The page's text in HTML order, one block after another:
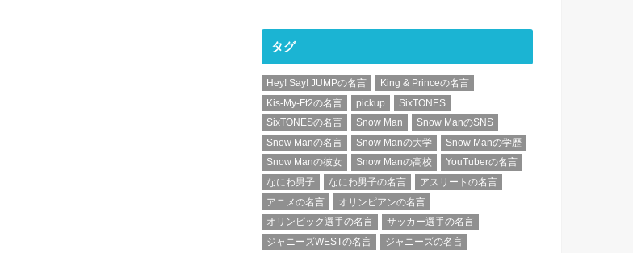
タグ
Hey! Say! JUMPの名言
King & Princeの名言
Kis-My-Ft2の名言
pickup
SixTONES
SixTONESの名言
Snow Man
Snow ManのSNS
Snow Manの名言
Snow Manの大学
Snow Manの学歴
Snow Manの彼女
Snow Manの高校
YouTuberの名言
なにわ男子
なにわ男子の名言
アスリートの名言
アニメの名言
オリンピアンの名言
オリンピック選手の名言
サッカー選手の名言
ジャニーズWESTの名言
ジャニーズの名言